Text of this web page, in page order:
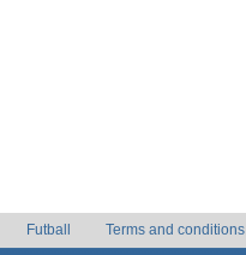
Futball Terms and conditions